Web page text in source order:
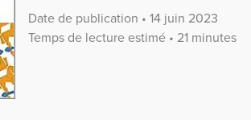
Date de publication • 14 juin 2023
Temps de lecture estimé • 21 minutes